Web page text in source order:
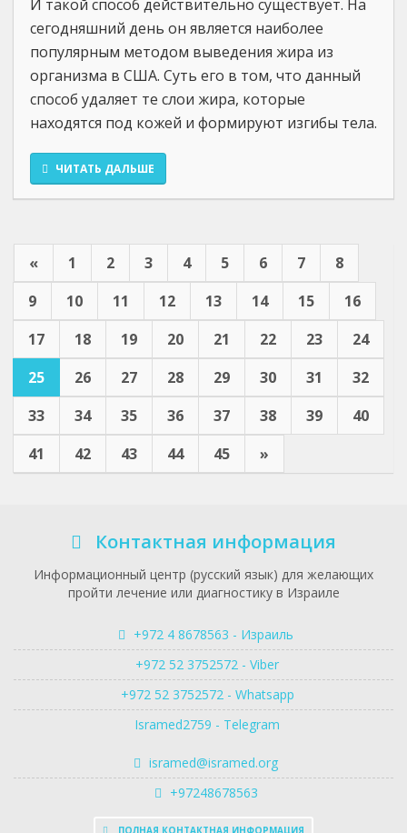
И такой способ действительно существует. На
сегодняшний день он является наиболее
популярным методом выведения жира из
организма в США. Суть его в том, что данный
способ удаляет те слои жира, которые
находятся под кожей и формируют изгибы тела.
ЧИТАТЬ ДАЛЬШЕ
« 1 2 3 4 5 6 7
8
9
10 11 12 13 14 15
16
17
18 19 20 21 22 23
24
25
26 27 28 29 30 31
32
33
34 35 36 37 38 39
40
41
42 43 44 45 »
Контактная информация
Информационный центр (русский язык) для желающих
пройти лечение или диагностику в Израиле
+972 4 8678563 - Израиль
+972 52 3752572 - Viber
+972 52 3752572 - Whatsapp
Isramed2759 - Telegram
isramed@isramed.org
+97248678563
ПОЛНАЯ КОНТАКТНАЯ ИНФОРМАЦИЯ